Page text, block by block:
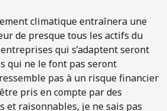
climatique entraînera une
de presque tous les actifs du
qui s’adaptent seront
qui ne le font pas seront
pas à un risque financier
pris en compte par des
et raisonnables, je ne sais pas